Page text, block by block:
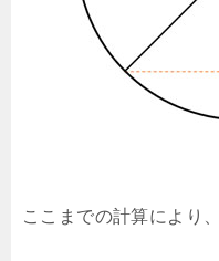
ここまでの計算により